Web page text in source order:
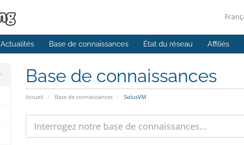
Actualités Base de connaissances État du réseau Affiliés
Base de connaissances
Accueil Base de connaissances SolusVM